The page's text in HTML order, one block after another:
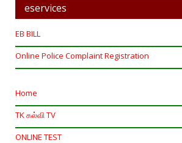
eservices
EB BILL
Online Police Complaint Registration
Home
TK கல்வி TV
ONLINE TEST